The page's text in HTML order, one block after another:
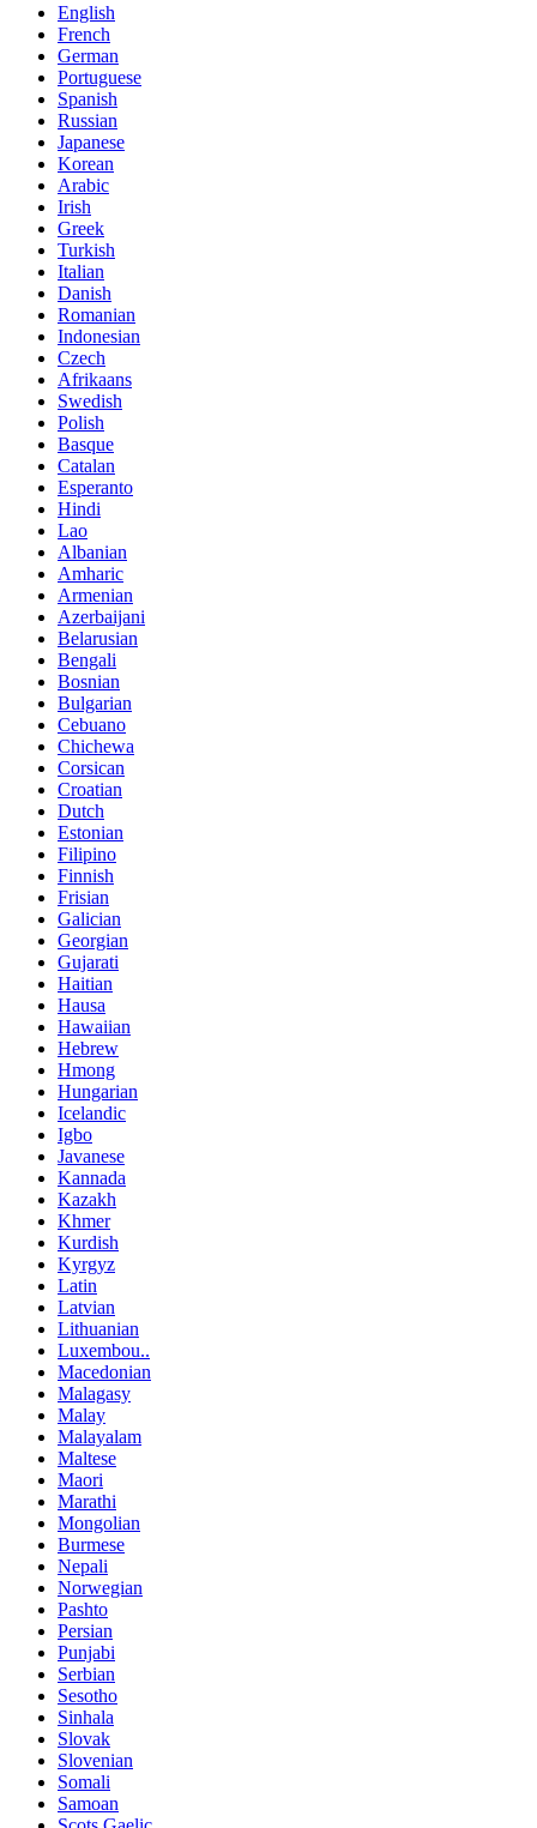
English
French
German
Portuguese
Spanish
Russian
Japanese
Korean
Arabic
Irish
Greek
Turkish
Italian
Danish
Romanian
Indonesian
Czech
Afrikaans
Swedish
Polish
Basque
Catalan
Esperanto
Hindi
Lao
Albanian
Amharic
Armenian
Azerbaijani
Belarusian
Bengali
Bosnian
Bulgarian
Cebuano
Chichewa
Corsican
Croatian
Dutch
Estonian
Filipino
Finnish
Frisian
Galician
Georgian
Gujarati
Haitian
Hausa
Hawaiian
Hebrew
Hmong
Hungarian
Icelandic
Igbo
Javanese
Kannada
Kazakh
Khmer
Kurdish
Kyrgyz
Latin
Latvian
Lithuanian
Luxembou..
Macedonian
Malagasy
Malay
Malayalam
Maltese
Maori
Marathi
Mongolian
Burmese
Nepali
Norwegian
Pashto
Persian
Punjabi
Serbian
Sesotho
Sinhala
Slovak
Slovenian
Somali
Samoan